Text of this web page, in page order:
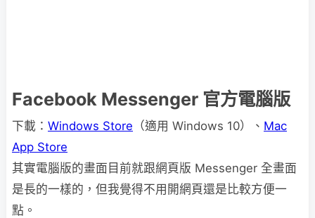
Facebook Messenger 官方電腦版
下載： Windows Store （適用 Windows 10）、 Mac
App Store
其實電腦版的畫面目前就跟網頁版 Messenger 全畫面
是長的一樣的，但我覺得不用開網頁還是比較方便一
點。